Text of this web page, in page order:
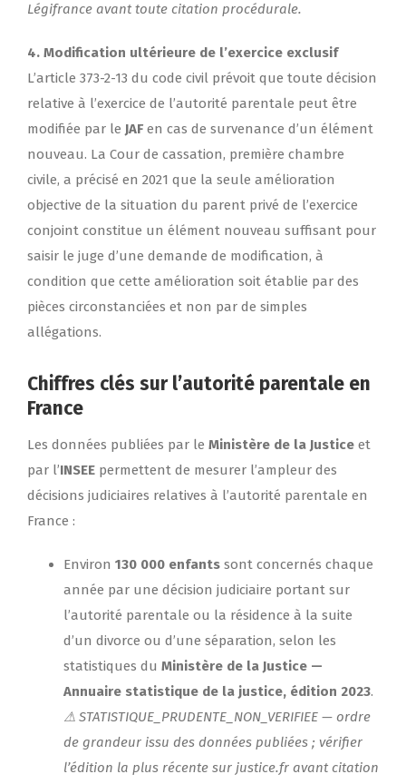
Légifrance avant toute citation procédurale.
4. Modification ultérieure de l’exercice exclusif
L’article 373-2-13 du code civil prévoit que toute décision
relative à l’exercice de l’autorité parentale peut être
modifiée par le JAF en cas de survenance d’un élément
nouveau. La Cour de cassation, première chambre
civile, a précisé en 2021 que la seule amélioration
objective de la situation du parent privé de l’exercice
conjoint constitue un élément nouveau suffisant pour
saisir le juge d’une demande de modification, à
condition que cette amélioration soit établie par des
pièces circonstanciées et non par de simples
allégations.
Chiffres clés sur l’autorité parentale en
France
Les données publiées par le Ministère de la Justice et
par l’INSEE permettent de mesurer l’ampleur des
décisions judiciaires relatives à l’autorité parentale en
France :
Environ 130 000 enfants sont concernés chaque
année par une décision judiciaire portant sur
l’autorité parentale ou la résidence à la suite
d’un divorce ou d’une séparation, selon les
statistiques du Ministère de la Justice —
Annuaire statistique de la justice, édition 2023.
⚠ STATISTIQUE_PRUDENTE_NON_VERIFIEE — ordre
de grandeur issu des données publiées ; vérifier
l’édition la plus récente sur justice.fr avant citation